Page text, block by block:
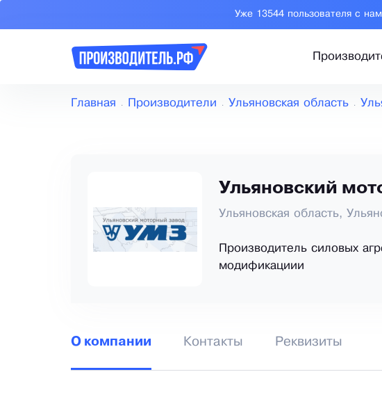
Уже 13544 пользователя с
Главная Производители Ульяновская область
Ульяновский
Ульяновская область,
Производитель силовых
модификациии
О компании Контакты Реквизиты